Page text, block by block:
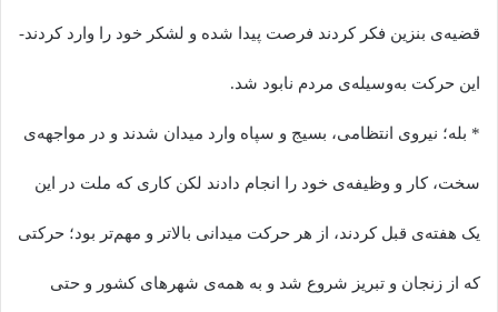
قضیه‌ی بنزین فکر کردند فرصت پیدا شده و لشکر خود را وارد کردند-
این حرکت به‌وسیله‌ی مردم نابود شد.
* بله؛ نیروی انتظامی، بسیج و سپاه وارد میدان شدند و در مواجهه‌ی
سخت، کار و وظیفه‌ی خود را انجام دادند لکن کاری که ملت در این
یک هفته‌ی قبل کردند، از هر حرکت میدانی بالاتر و مهم‌تر بود؛ حرکتی
که از زنجان و تبریز شروع شد و به همه‌ی شهرهای کشور و حتی